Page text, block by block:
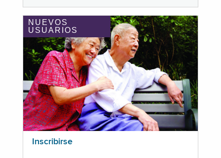
NUEVOS
USUARIOS
Inscribirse